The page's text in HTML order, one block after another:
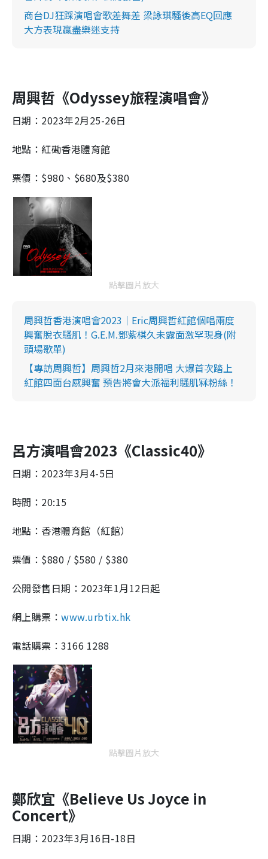
商台DJ狂踩演唱會歌差舞差 梁詠琪騷後高EQ回應
大方表現贏盡樂迷支持
周興哲《Odyssey旅程演唱會》
日期：2023年2月25-26日
地點：紅磡香港體育館
票價：$980、$680及$380
點擊圖片放大
周興哲香港演唱會2023｜Eric周興哲紅館個唱兩度
興奮脫衣騷肌！G.E.M.鄧紫棋久未露面激罕現身(附
頭場歌單)
【專訪周興哲】周興哲2月來港開唱 大爆首次踏上
紅館四面台感興奮 預告將會大派福利騷肌冧粉絲！
呂方演唱會2023《Classic40》
日期：2023年3月4-5日
時間：20:15
地點：香港體育館（紅館）
票價：$880 / $580 / $380
公開發售日期：2023年1月12日起
網上購票：www.urbtix.hk
電話購票：3166 1288
點擊圖片放大
鄭欣宜《Believe Us Joyce in
Concert》
日期：2023年3月16日-18日